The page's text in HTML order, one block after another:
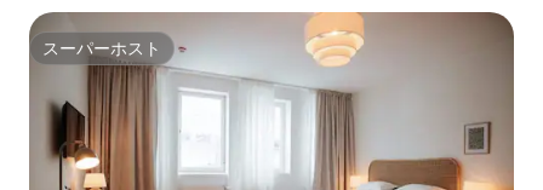
スーパーホスト
スーパーホスト